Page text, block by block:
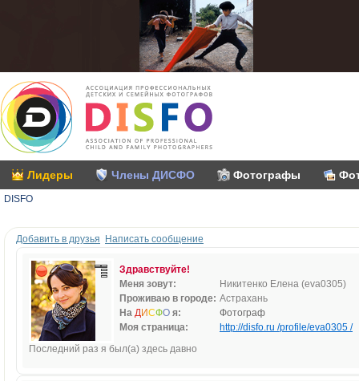
Лидеры Члены ДИСФО Фотографы
DISFO
Добавить в друзья Написать сообщение
Здравствуйте!
Меня зовут:
Никитенко Елена (eva0305)
Проживаю в городе: Астрахань
На ДИСФО я:
Фотограф
Моя страница:
http://disfo.ru /profile/eva0305 /
Последний раз я был(а) здесь давно